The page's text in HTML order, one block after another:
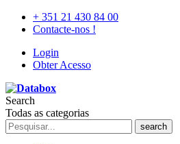
+ 351 21 430 84 00
Contacte-nos !
Login
Obter Acesso
Search
Todas as categorias
search